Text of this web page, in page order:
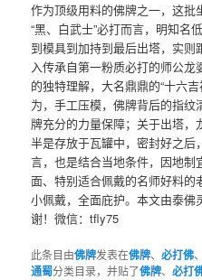
作为顶级用料的佛牌之一，这批
“黑、白武士”必打而言，明知名
到模具到加持到最后出塔，实则
入传承自第一粉质必打的师公
的独特理解，大名鼎鼎的“十六
为，手工压模，佛牌背后的指
牌充分的力量保障；关于出塔
半是存放于瓦罐中，密封好之
言，也是结合当地条件，因地
面、特别适合佩戴的名师好料的
小佩戴，全面庇护。本文由泰
谢！微信：tfly75
此条目由佛牌发表在佛牌、必打佛
通蜀分类目录，并贴了佛牌、必打